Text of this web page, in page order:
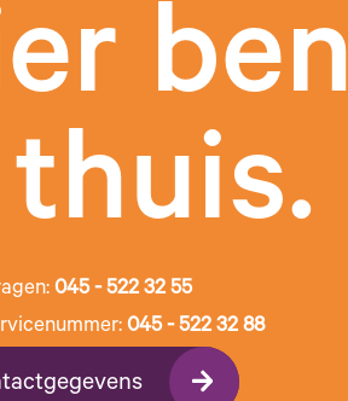
ben
045 - 522 32 55
045 - 522 32 88